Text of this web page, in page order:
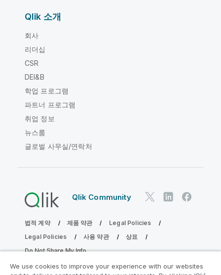
Qlik 소개
회사
리더십
CSR
DEI&B
학업 프로그램
파트너 프로그램
취업 정보
뉴스룸
글로벌 사무실/연락처
Qlik Community
법적 계약 제품 약관
Legal Policies
Legal Policies
사용 약관
상표
Do Not Share My Info
Copyright © 1993-2026 QlikTech International AB. 무단 전재
및 복제를 금합니다.
We use cookies to improve your experience with our websites